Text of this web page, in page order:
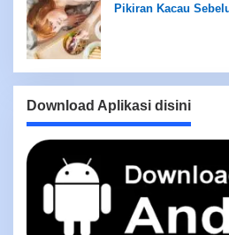
Pikiran Kacau
Download Aplikasi disini